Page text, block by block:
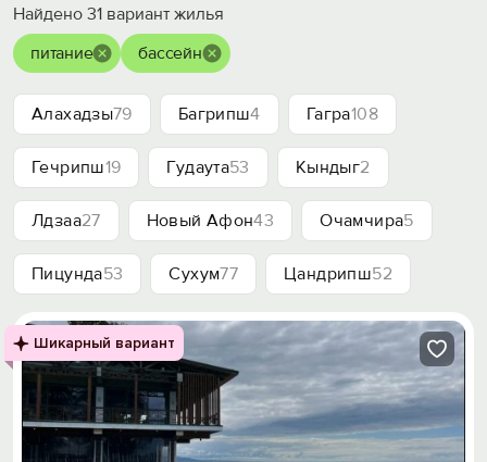
Найдено 31 вариант жилья
питание
бассейн
Алахадзы79 Багрипш4 Гагра108
Гечрипш19 Гудаута53 Кындыг2
Лдзаа27 Новый Афон43 Очамчира5
Пицунда53 Сухум77 Цандрипш52
Шикарный вариант